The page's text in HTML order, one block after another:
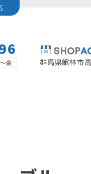
金 群馬県館林市